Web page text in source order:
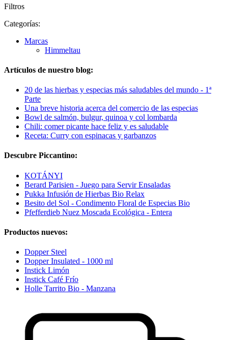
Filtros
Categorías:
Marcas
Himmeltau
Artículos de nuestro blog:
20 de las hierbas y especias más saludables del mundo - 1ª
Parte
Una breve historia acerca del comercio de las especias
Bowl de salmón, bulgur, quinoa y col lombarda
Chili: comer picante hace feliz y es saludable
Receta: Curry con espinacas y garbanzos
Descubre Piccantino:
KOTÁNYI
Berard Parisien - Juego para Servir Ensaladas
Pukka Infusión de Hierbas Bio Relax
Besito del Sol - Condimento Floral de Especias Bio
Pfefferdieb Nuez Moscada Ecológica - Entera
Productos nuevos:
Dopper Steel
Dopper Insulated - 1000 ml
Instick Limón
Instick Café Frío
Holle Tarrito Bio - Manzana